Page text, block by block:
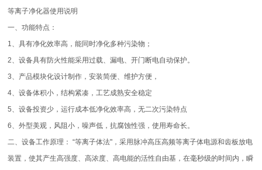
等离子净化器使用说明
一、功能特点：
1、具有净化效率高，能同时净化多种污染物；
2、设备具有防火性能采用过载、漏电、开门断电自动保护。
3、产品模块化设计制作，安装简便、维护方便，
4、设备体积小，结构紧凑，工艺成熟安全稳定
5、设备投资少，运行成本低净化效率高，无二次污染特点
6、外型美观，风阻小，噪声低，抗腐蚀性强，使用寿命长。
二、设备工作原理： “等离子体法" ，采用脉冲高压高频等离子体电源和齿板放电
装置，使其产生高强度、高浓度、高电能的活性自由基，在毫秒级的时间内，瞬